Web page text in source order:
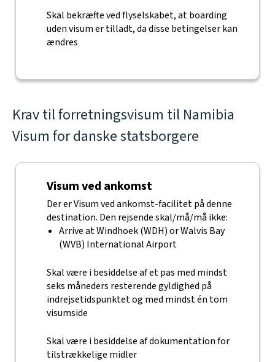
Skal bekræfte ved flyselskabet, at boarding
uden visum er tilladt, da disse betingelser kan
ændres
Krav til forretningsvisum til Namibia
Visum for danske statsborgere
Visum ved ankomst
Der er Visum ved ankomst-facilitet på denne
destination. Den rejsende skal/må/må ikke:
Arrive at Windhoek (WDH) or Walvis Bay
(WVB) International Airport
Skal være i besiddelse af et pas med mindst
seks måneders resterende gyldighed på
indrejsetidspunktet og med mindst én tom
visumside
Skal være i besiddelse af dokumentation for
tilstrækkelige midler